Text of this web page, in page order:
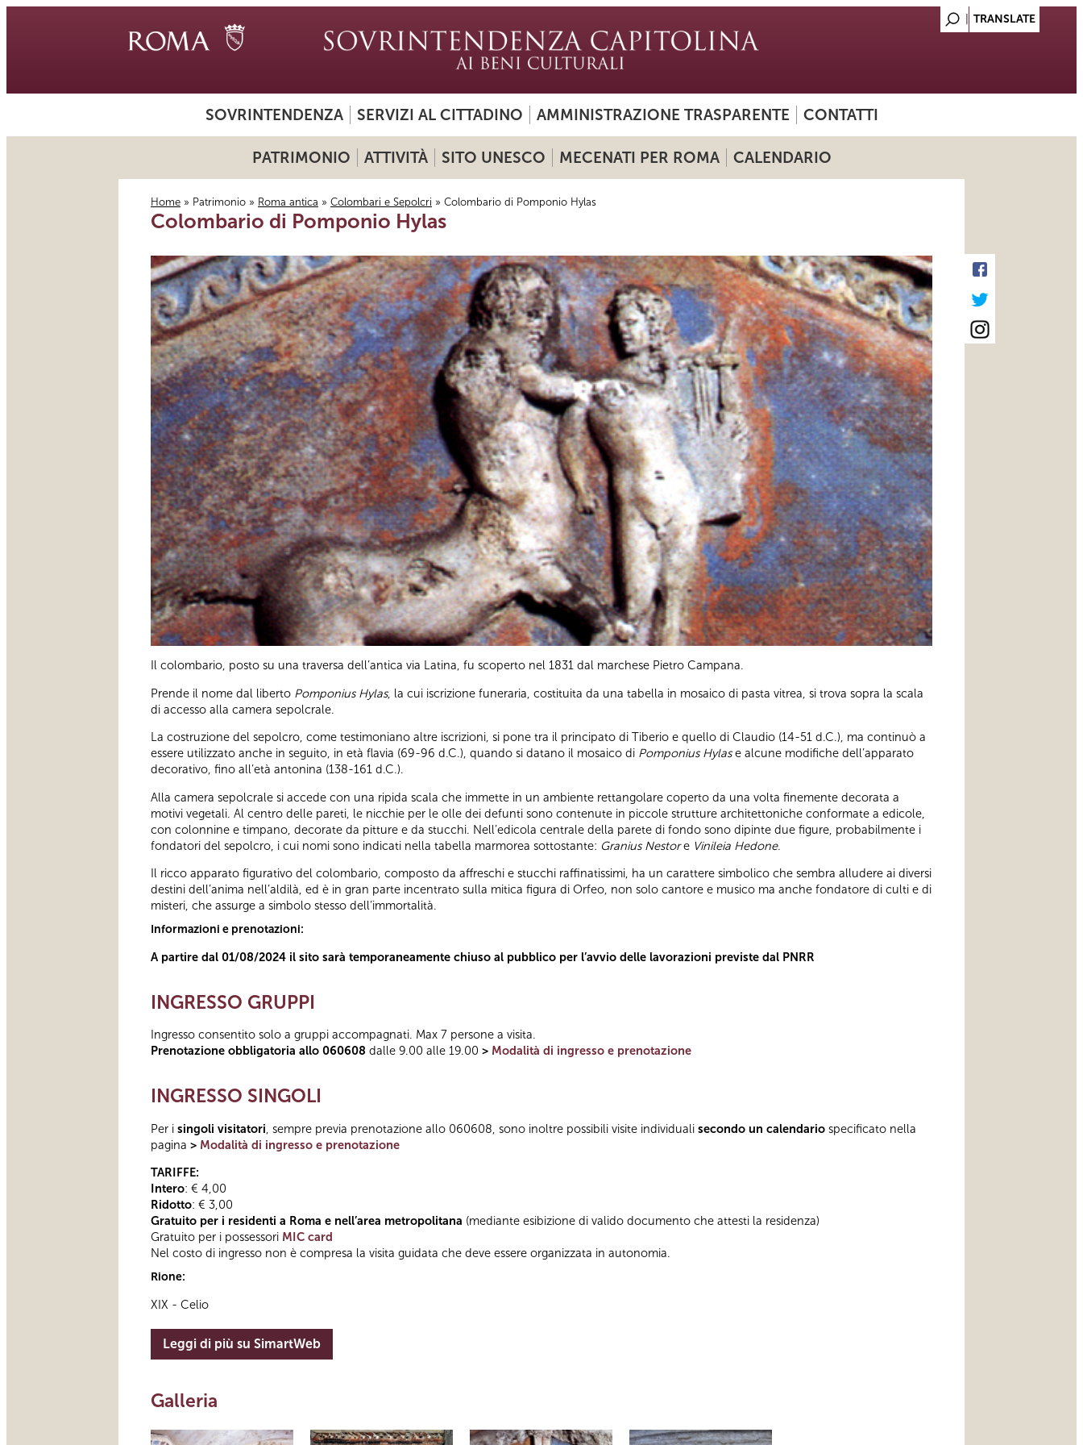
SOVRINTENDENZA SERVIZI AL CITTADINO AMMINISTRAZIONE TRASPARENTE CONTATTI
PATRIMONIO ATTIVITÀ SITO UNESCO MECENATI PER ROMA CALENDARIO
Tu sei qui
Home » Patrimonio » Roma antica » Colombari e Sepolcri » Colombario di Pomponio Hylas
Colombario di Pomponio Hylas
Il colombario, posto su una traversa dell’antica via Latina, fu scoperto nel 1831 dal marchese Pietro Campana.
Prende il nome dal liberto Pomponius Hylas, la cui iscrizione funeraria, costituita da una tabella in mosaico di pasta vitrea, si trova sopra la scala
di accesso alla camera sepolcrale.
La costruzione del sepolcro, come testimoniano altre iscrizioni, si pone tra il principato di Tiberio e quello di Claudio (14-51 d.C.), ma continuò a
essere utilizzato anche in seguito, in età flavia (69-96 d.C.), quando si datano il mosaico di Pomponius Hylase alcune modifiche dell’apparato
decorativo, fino all’età antonina (138-161 d.C.).
Alla camera sepolcrale si accede con una ripida scala che immette in un ambiente rettangolare coperto da una volta finemente decorata a
motivi vegetali. Al centro delle pareti, le nicchie per le olle dei defunti sono contenute in piccole strutture architettoniche conformate a edicole,
con colonnine e timpano, decorate da pitture e da stucchi. Nell’edicola centrale della parete di fondo sono dipinte due figure, probabilmente i
fondatori del sepolcro, i cui nomi sono indicati nella tabella marmorea sottostante: Granius Nestore Vinileia Hedone.
Il ricco apparato figurativo del colombario, composto da affreschi e stucchi raffinatissimi, ha un carattere simbolico che sembra alludere ai diversi
destini dell’anima nell’aldilà, ed è in gran parte incentrato sulla mitica figura di Orfeo, non solo cantore e musico ma anche fondatore di culti e di
misteri, che assurge a simbolo stesso dell’immortalità.
Informazioni e prenotazioni:
A partire dal 01/08/2024 il sito sarà temporaneamente chiuso al pubblico per l’avvio delle lavorazioni previste dal PNRR
INGRESSO GRUPPI
Ingresso consentito solo a gruppi accompagnati. Max 7 persone a visita.
Prenotazione obbligatoria allo 060608 dalle 9.00 alle 19.00 > Modalità di ingresso e prenotazione
INGRESSO SINGOLI
Per i singoli visitatori, sempre previa prenotazione allo 060608, sono inoltre possibili visite individuali secondo un calendario specificato nella
pagina > Modalità di ingresso e prenotazione
TARIFFE:
Intero: € 4,00
Ridotto: € 3,00
Gratuito per i residenti a Roma e nell’area metropolitana (mediante esibizione di valido documento che attesti la residenza)
Gratuito per i possessori MIC card
Nel costo di ingresso non è compresa la visita guidata che deve essere organizzata in autonomia.
Rione:
XIX - Celio
Leggi di più su SimartWeb
Galleria